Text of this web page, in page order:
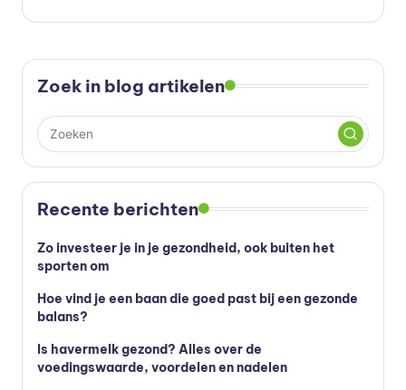
Zoek in blog artikelen
Recente berichten
Zo investeer je in je gezondheid, ook buiten het
sporten om
Hoe vind je een baan die goed past bij een gezonde
balans?
Is havermelk gezond? Alles over de
voedingswaarde, voordelen en nadelen